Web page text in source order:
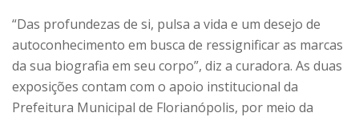
“Das profundezas de si, pulsa a vida e um desejo de
autoconhecimento em busca de ressignificar as marcas
da sua biografia em seu corpo”, diz a curadora. As duas
exposições contam com o apoio institucional da
Prefeitura Municipal de Florianópolis, por meio da